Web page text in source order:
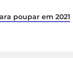
poupar em 2021